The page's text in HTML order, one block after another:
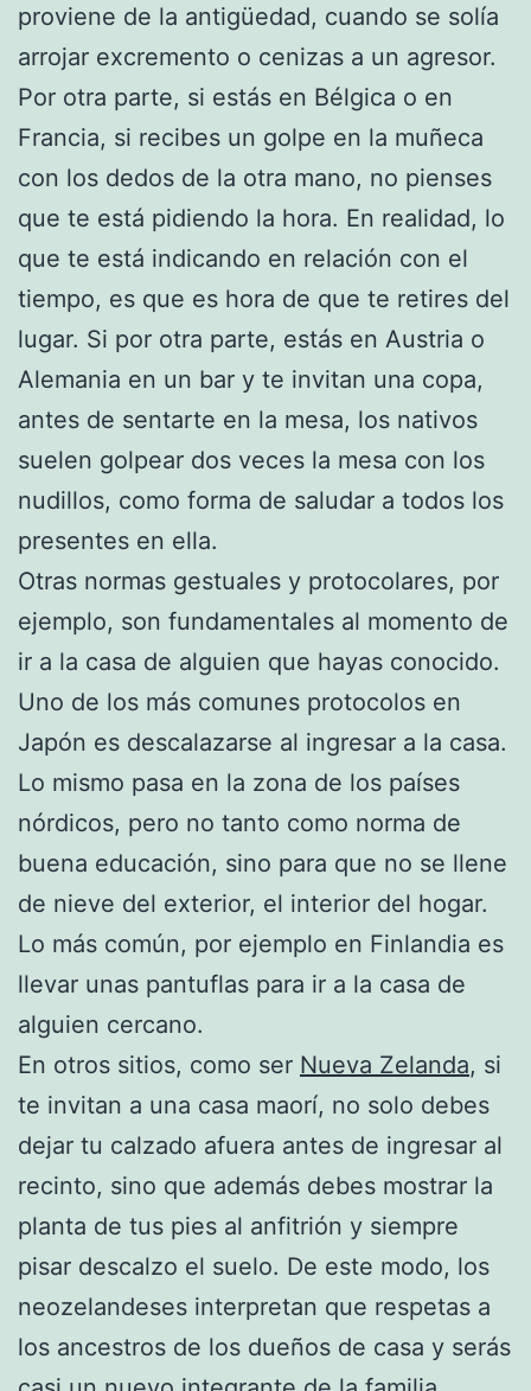
proviene de la antigüedad, cuando se solía
arrojar excremento o cenizas a un agresor.
Por otra parte, si estás en Bélgica o en
Francia, si recibes un golpe en la muñeca
con los dedos de la otra mano, no pienses
que te está pidiendo la hora. En realidad, lo
que te está indicando en relación con el
tiempo, es que es hora de que te retires del
lugar. Si por otra parte, estás en Austria o
Alemania en un bar y te invitan una copa,
antes de sentarte en la mesa, los nativos
suelen golpear dos veces la mesa con los
nudillos, como forma de saludar a todos los
presentes en ella.
Otras normas gestuales y protocolares, por
ejemplo, son fundamentales al momento de
ir a la casa de alguien que hayas conocido.
Uno de los más comunes protocolos en
Japón es descalazarse al ingresar a la casa.
Lo mismo pasa en la zona de los países
nórdicos, pero no tanto como norma de
buena educación, sino para que no se llene
de nieve del exterior, el interior del hogar.
Lo más común, por ejemplo en Finlandia es
llevar unas pantuflas para ir a la casa de
alguien cercano.
En otros sitios, como ser Nueva Zelanda, si
te invitan a una casa maorí, no solo debes
dejar tu calzado afuera antes de ingresar al
recinto, sino que además debes mostrar la
planta de tus pies al anfitrión y siempre
pisar descalzo el suelo. De este modo, los
neozelandeses interpretan que respetas a
los ancestros de los dueños de casa y serás